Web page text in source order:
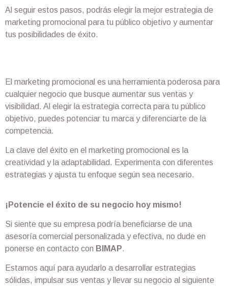
Al seguir estos pasos, podrás elegir la mejor estrategia de
marketing promocional para tu público objetivo y aumentar
tus posibilidades de éxito.
El marketing promocional es una herramienta poderosa para
cualquier negocio que busque aumentar sus ventas y
visibilidad. Al elegir la estrategia correcta para tu público
objetivo, puedes potenciar tu marca y diferenciarte de la
competencia.
La clave del éxito en el marketing promocional es la
creatividad y la adaptabilidad. Experimenta con diferentes
estrategias y ajusta tu enfoque según sea necesario.
¡Potencie el éxito de su negocio hoy mismo!
Si siente que su empresa podría beneficiarse de una
asesoría comercial personalizada y efectiva, no dude en
ponerse en contacto con BIMAP.
Estamos aquí para ayudarlo a desarrollar estrategias
sólidas, impulsar sus ventas y llevar su negocio al siguiente